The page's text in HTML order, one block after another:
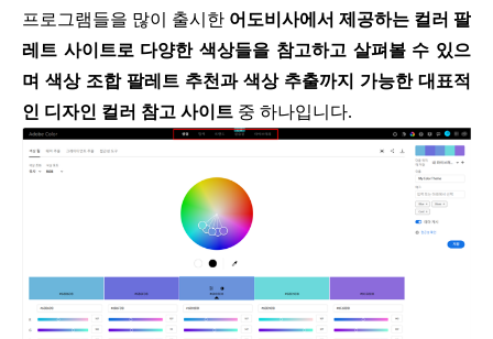
프로그램들을 많이 출시한 어도비사에서 제공하는 컬러 팔
레트 사이트로 다양한 색상들을 참고하고 살펴볼 수 있으
며 색상 조합 팔레트 추천과 색상 추출까지 가능한 대표적
인 디자인 컬러 참고 사이트 중 하나입니다.